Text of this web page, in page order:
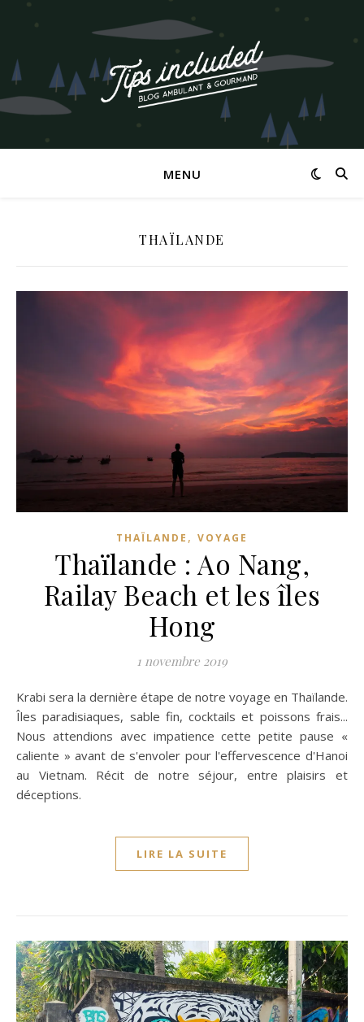
MENU
THAÏLANDE
THAÏLANDE , VOYAGE
Thaïlande : Ao Nang,
Railay Beach et les îles
Hong
1 novembre 2019
Krabi sera la dernière étape de notre voyage en Thaïlande.
Îles paradisiaques, sable fin, cocktails et poissons frais...
Nous attendions avec impatience cette petite pause «
caliente » avant de s'envoler pour l'effervescence d'Hanoi
au Vietnam. Récit de notre séjour, entre plaisirs et
déceptions.
LIRE LA SUITE